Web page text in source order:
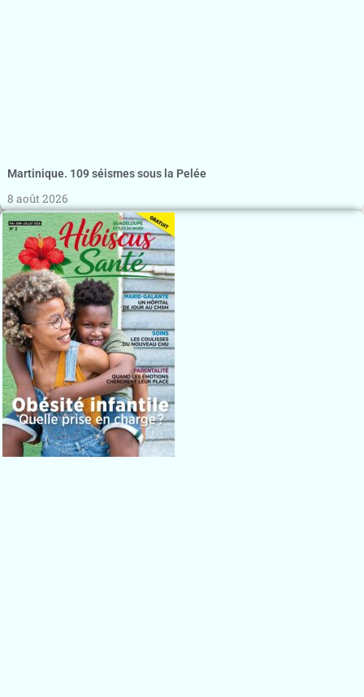
Martinique. 109 séismes sous la Pelée
8 août 2026